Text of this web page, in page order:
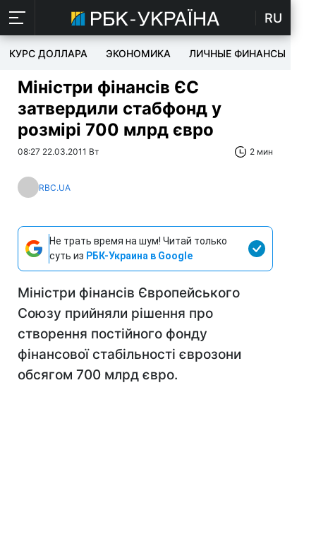
RU
КУРС ДОЛЛАРА ЭКОНОМИКА ЛИЧНЫЕ ФИНАНСЫ
Міністри фінансів ЄС
затвердили стабфонд у
розмірі 700 млрд євро
08:27 22.03.2011 Вт 2 мин
RBC.UA
Не трать время на шум! Читай только
суть из РБК-Украина в Google
Міністри фінансів Європейського
Союзу прийняли рішення про
створення постійного фонду
фінансової стабільності єврозони
обсягом 700 млрд євро.